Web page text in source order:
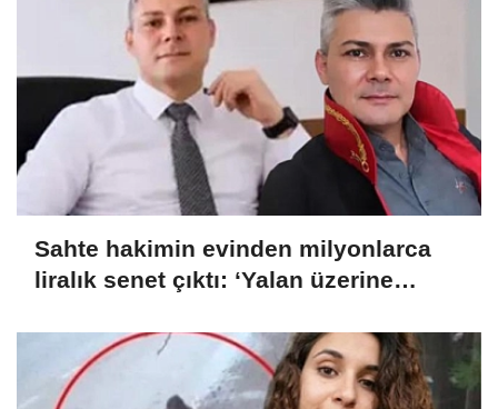
Sahte hakimin evinden milyonlarca
liralık senet çıktı: ‘Yalan üzerine